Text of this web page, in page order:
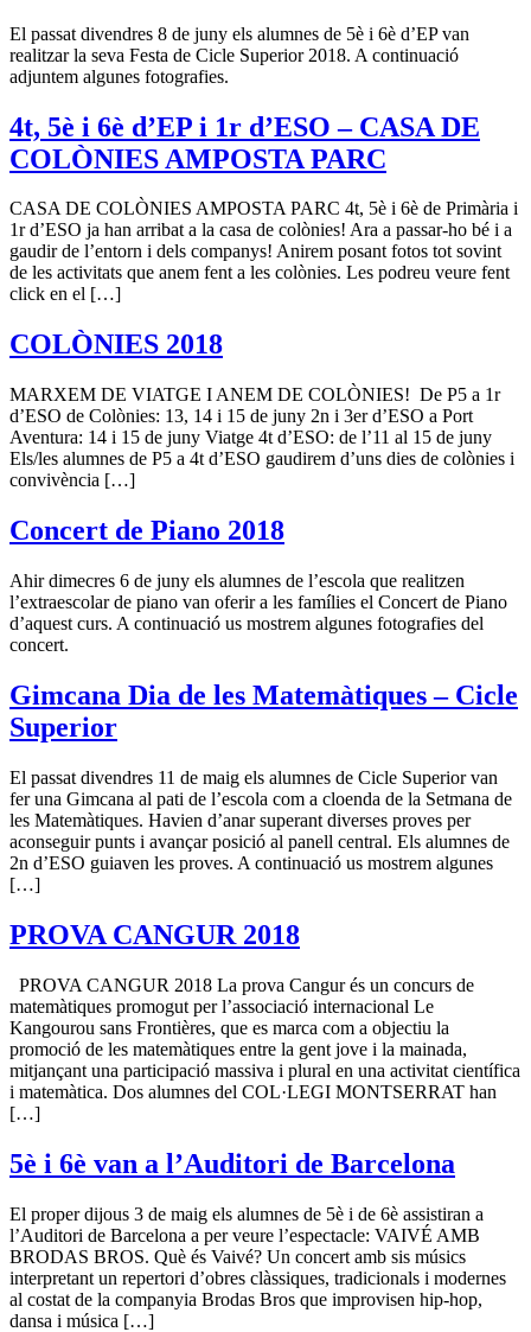
El passat divendres 8 de juny els alumnes de 5è i 6è d’EP van
realitzar la seva Festa de Cicle Superior 2018. A continuació
adjuntem algunes fotografies.
4t, 5è i 6è d’EP i 1r d’ESO – CASA DE
COLÒNIES AMPOSTA PARC
CASA DE COLÒNIES AMPOSTA PARC 4t, 5è i 6è de Primària i
1r d’ESO ja han arribat a la casa de colònies! Ara a passar-ho bé i a
gaudir de l’entorn i dels companys! Anirem posant fotos tot sovint
de les activitats que anem fent a les colònies. Les podreu veure fent
click en el […]
COLÒNIES 2018
MARXEM DE VIATGE I ANEM DE COLÒNIES! De P5 a 1r
d’ESO de Colònies: 13, 14 i 15 de juny 2n i 3er d’ESO a Port
Aventura: 14 i 15 de juny Viatge 4t d’ESO: de l’11 al 15 de juny
Els/les alumnes de P5 a 4t d’ESO gaudirem d’uns dies de colònies i
convivència […]
Concert de Piano 2018
Ahir dimecres 6 de juny els alumnes de l’escola que realitzen
l’extraescolar de piano van oferir a les famílies el Concert de Piano
d’aquest curs. A continuació us mostrem algunes fotografies del
concert.
Gimcana Dia de les Matemàtiques – Cicle
Superior
El passat divendres 11 de maig els alumnes de Cicle Superior van
fer una Gimcana al pati de l’escola com a cloenda de la Setmana de
les Matemàtiques. Havien d’anar superant diverses proves per
aconseguir punts i avançar posició al panell central. Els alumnes de
2n d’ESO guiaven les proves. A continuació us mostrem algunes
[…]
PROVA CANGUR 2018
PROVA CANGUR 2018 La prova Cangur és un concurs de
matemàtiques promogut per l’associació internacional Le
Kangourou sans Frontières, que es marca com a objectiu la
promoció de les matemàtiques entre la gent jove i la mainada,
mitjançant una participació massiva i plural en una activitat científica
i matemàtica. Dos alumnes del COL·LEGI MONTSERRAT han
[…]
5è i 6è van a l’Auditori de Barcelona
El proper dijous 3 de maig els alumnes de 5è i de 6è assistiran a
l’Auditori de Barcelona a per veure l’espectacle: VAIVÉ AMB
BRODAS BROS. Què és Vaivé? Un concert amb sis músics
interpretant un repertori d’obres clàssiques, tradicionals i modernes
al costat de la companyia Brodas Bros que improvisen hip-hop,
dansa i música […]